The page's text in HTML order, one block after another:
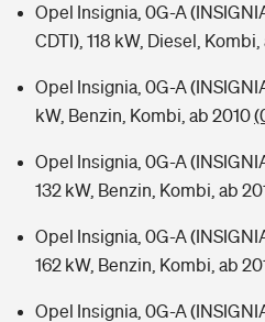
Opel Insignia, 0G-A
CDTI), 118 kW, Diesel,
Opel Insignia, 0G-A
kW, Benzin, Kombi, ab 2010
Opel Insignia, 0G-A
132 kW, Benzin, Kombi, ab
Opel Insignia, 0G-A
162 kW, Benzin, Kombi, ab
Opel Insignia, 0G-A